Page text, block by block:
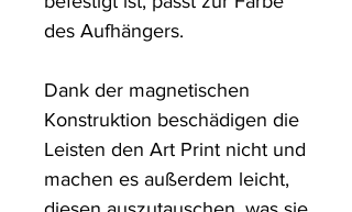
des Aufhängers.
Dank der magnetischen
Konstruktion beschädigen die
Leisten den Art Print nicht und
machen es außerdem leicht,